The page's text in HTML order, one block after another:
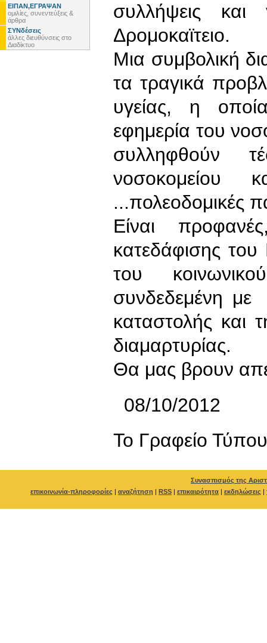
ΕΙΠΑΝ,ΕΓΡΑΨΑΝ
ομιλίες, συνεντεύξεις &
άρθρα
ΣΥΝδέσεις
άλλες διευθύνσεις στο
Διαδίκτυο
συλλήψεις και
Δρομοκαϊτειο.
Μια συμβολική
τα τραγικά
υγείας, η
εφημερία του
συλληφθούν
νοσοκομείου
...πολεοδομικές
Είναι
κατεδάφισης του
του
συνδεδεμένη
καταστολής και
διαμαρτυρίας.
Θα μας βρουν
08/10/2012
To Γραφείο Τύπου
Συνασπισμός της
επικοινωνία-πληροφορίες | αναζήτηση | RSS | επικαιρότητα | εκδηλώσεις |